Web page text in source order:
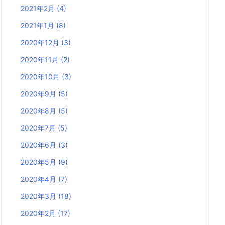
2021年2月 (4)
2021年1月 (8)
2020年12月 (3)
2020年11月 (2)
2020年10月 (3)
2020年9月 (5)
2020年8月 (5)
2020年7月 (5)
2020年6月 (3)
2020年5月 (9)
2020年4月 (7)
2020年3月 (18)
2020年2月 (17)